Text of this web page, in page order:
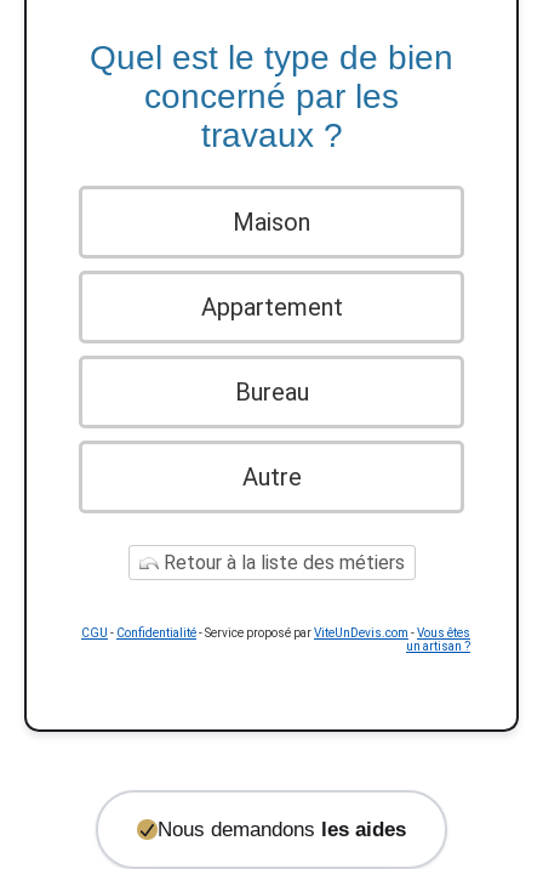
Quel est le type de bien
concerné par les
travaux ?
Maison
Appartement
Bureau
Autre
Retour à la liste des métiers
CGU - Confidentialité- Service proposé parViteUnDevis.com -Vous êtes
un artisan ?
Nous demandons les aides